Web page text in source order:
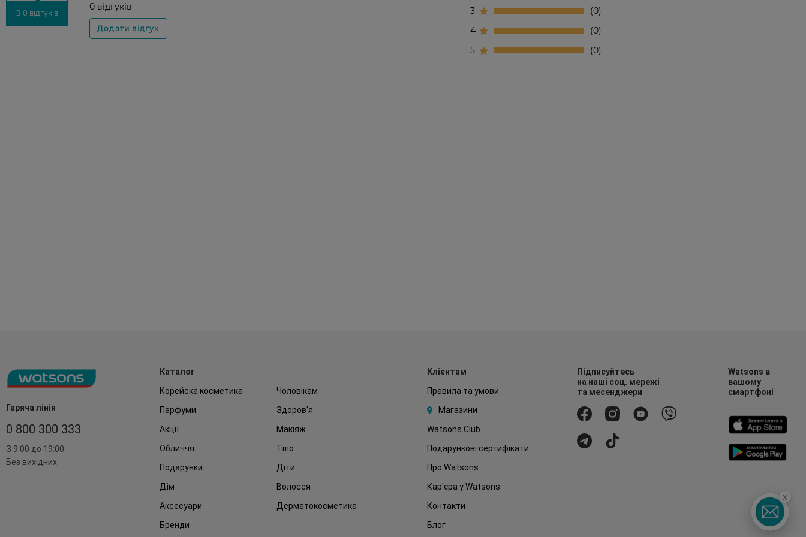
З 0 відгуків
0 відгуків
3
0
4
0
5
0
Гаряча лінія
0 800 300 333
З 9:00 до 19:00
Без вихідних
Каталог
Корейска косметика
Чоловікам
Парфуми
Здоров'я
Акції
Макіяж
Обличчя
Тіло
Подарунки
Діти
Дім
Волосся
Аксесуари
Дерматокосметика
Бренди
Клієнтам
Правила та умови
Магазини
Watsons Club
Подарункові сертифікати
Про Watsons
Кар'єра у Watsons
Контакти
Блог
Підписуйтесь
на наші соц. мережі
та месенджери
Watsons в
вашому
смартфоні
x